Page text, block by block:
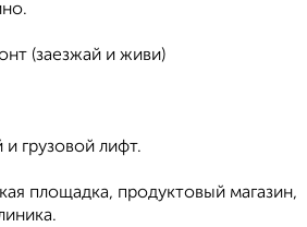
(заезжай и живи)
грузовой лифт.
площадка, продуктовый магазин,